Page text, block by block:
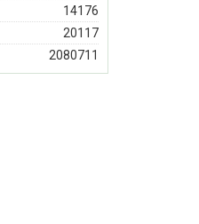
14176
20117
2080711